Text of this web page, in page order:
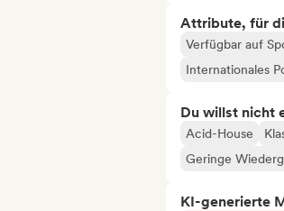
Attribute, für
Verfügbar auf
Internationales
Du willst nicht
Acid-House
Geringe
KI-generierte